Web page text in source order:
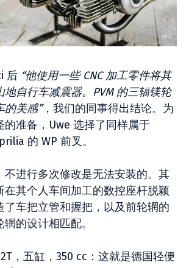
后 “他使用一些 CNC 加工零件将其
地自行车减震器。PVM 的三辐镁轮
的美感”，我们的同事得出结论。为
的准备，Uwe 选择了同样属于
的 WP 前叉。
不进行多次修改是无法安装的。其
在其个人车间加工的数控座杆脱颖
了车把立管和握把，以及前轮辋的
的设计相匹配。